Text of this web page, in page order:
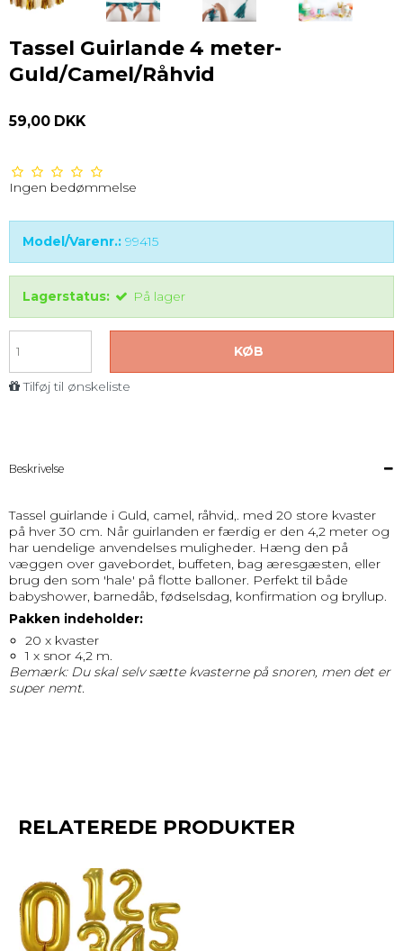
Tassel Guirlande 4 meter-
Guld/Camel/Råhvid
59,00 DKK
Ingen bedømmelse
Model/Varenr.: 99415
Lagerstatus: På lager
KØB
Tilføj til ønskeliste
Beskrivelse
Tassel guirlande i Guld, camel, råhvid,. med 20 store kvaster
på hver 30 cm. Når guirlanden er færdig er den 4,2 meter og
har uendelige anvendelses muligheder. Hæng den på
væggen over gavebordet, buffeten, bag æresgæsten, eller
brug den som 'hale' på flotte balloner. Perfekt til både
babyshower, barnedåb, fødselsdag, konfirmation og bryllup.
Pakken indeholder:
20 x kvaster
1 x snor 4,2 m.
Bemærk: Du skal selv sætte kvasterne på snoren, men det er
super nemt.
RELATEREDE PRODUKTER